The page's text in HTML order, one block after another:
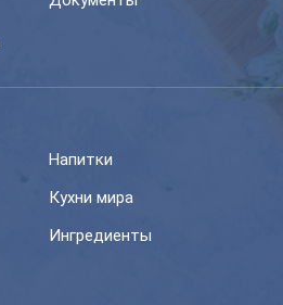
Напитки
Кухни мира
Ингредиенты